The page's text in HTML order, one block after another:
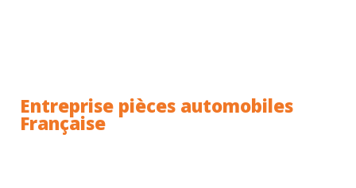
Entreprise pièces automobiles
Française